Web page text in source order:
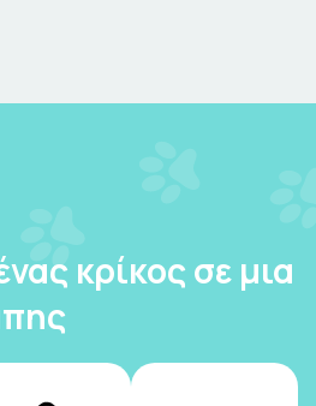
κρίκος σε μια